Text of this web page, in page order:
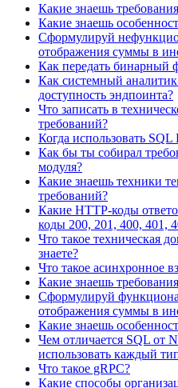
Какие знаешь
Какие знаешь
Сформулируй
отображения суммы в
Как передать бинарный
Как системный
доступность эндпоинта?
Что записать в
требований?
Когда использовать SQL
Как бы ты собирал
модуля?
Какие знаешь техники
требований?
Какие HTTP-коды
коды 200, 201, 400, 401,
Что такое техническая
знаете?
Что такое асинхронное
Какие знаешь
Сформулируй
отображения суммы в
Какие знаешь
Чем отличается SQL от
использовать каждый
Что такое gRPC?
Какие способы